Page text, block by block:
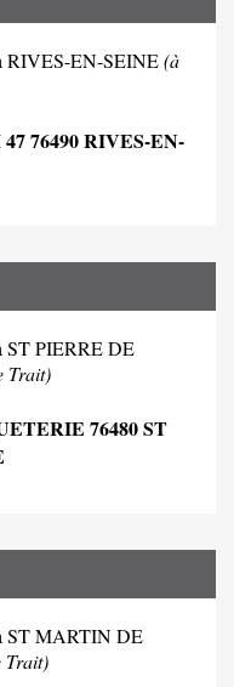
RIVES-EN-SEINE(à
76490 RIVES-EN-
ST PIERRE DE
Trait)
76480 ST
ST MARTIN DE
Trait)